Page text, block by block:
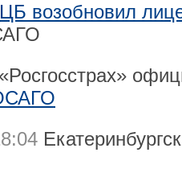
ЦБ возобновил
«Росгосстрах»